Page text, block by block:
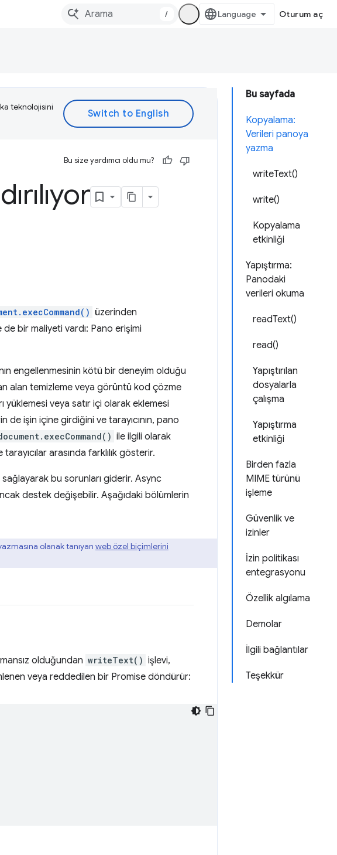
/ Oturum aç
Bu sayfada
Kopyalama:
Verileri panoya
yazma
writeText()
write()
Kopyalama
etkinliği
Yapıştırma:
Panodaki
verileri okuma
readText()
read()
Yapıştırılan
dosyalarla
çalışma
Yapıştırma
etkinliği
Birden fazla
MIME türünü
işleme
Güvenlik ve
izinler
İzin politikası
entegrasyonu
Özellik algılama
Demolar
İlgili bağlantılar
Teşekkür
teknolojisini
Bu size yardımcı oldu mu?
üzerinden
bir maliyeti vardı: Pano erişimi
engellenmesinin kötü bir deneyim olduğu
alan temizleme veya görüntü kod çözme
yüklemesi veya satır içi olarak eklemesi
işin içine girdiğini ve tarayıcının, pano
ile ilgili olarak
arasında farklılık gösterir.
sağlayarak bu sorunları giderir. Async
destek değişebilir. Aşağıdaki bölümlerin
olanak tanıyan web özel biçimlerini
olduğundan writeText() işlevi,
veya reddedilen bir Promise döndürür: